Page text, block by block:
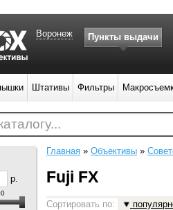
р.
Главная » Объективы »
Fuji FX
Сортировать по:
Воронеж Пункты выдачи
Штативы Фильтры